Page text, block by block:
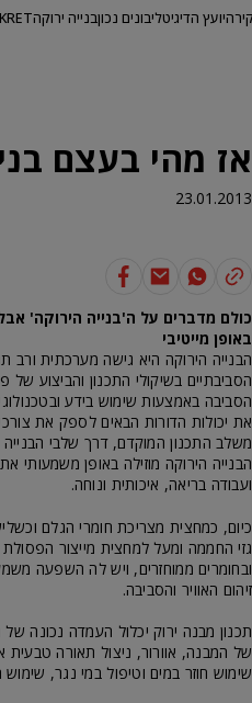
היועץ הדיגיטליבונים נכוןבנייה ירוקה
אז מהי בעצם
23.01.2013
כולם מדברים על ה'בנייה הירוקה'
באופן מייטיבי
הבנייה הירוקה היא גישה מערכתית ורב
הסביבתיים בשיקולי התכנון והביצוע
הסביבה באמצעות שימוש בידע
את יכולות הדורות הבאים לספק את
משלב התכנון המוקדם, דרך שלבי
הבנייה הירוקה מוזילה באופן משמעותי
ועבודה בריאה, איכותית ונוחה.
כיום, כמחצית מצריכת חומרי הגלם
גזי החממה ומעל למחצית מייצור הפסולת
ובחומרים ממוחזרים, ויש לה השפעה
זיהום האוויר והסביבה.
תכנון מבנה ירוק יכלול העמדה נכונה
של המבנה, אוורור, ניצול תאורה
שימוש חוזר במים וטיפול במי נגר,